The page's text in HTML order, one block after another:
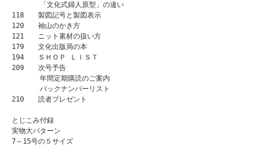
「文化式婦人原型」の違い
118　　製図記号と製図表示
120　　袖山のかき方
121　　ニット素材の扱い方
179　　文化出版局の本
194　　ＳＨＯＰ ＬＩＳＴ
209　　次号予告
年間定期購読のご案内
バックナンバーリスト
210　　読者プレゼント
とじこみ付録
実物大パターン
7～15号の５サイズ